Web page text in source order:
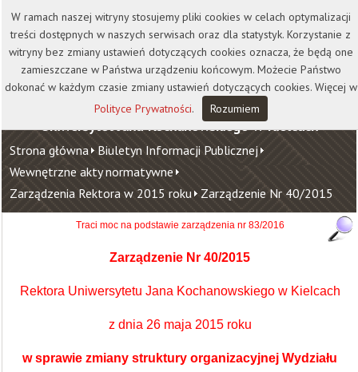
Kontakt Biblioteka
Wydawnictwo
Wirtualna Uczelnia
Uniwersytet Jana Kochanowskiego w Kielcach
Strona główna Biuletyn Informacji Publicznej
Wewnętrzne akty normatywne
Zarządzenia Rektora w 2015 roku Zarządzenie Nr 40/2015
Traci moc na podstawie zarządzenia nr 83/2016
Zarządzenie Nr 40/2015
Rektora Uniwersytetu Jana Kochanowskiego w Kielcach
z dnia 26 maja 2015 roku
w sprawie zmiany struktury organizacyjnej Wydziału
W ramach naszej witryny stosujemy pliki cookies w celach optymalizacji
treści dostępnych w naszych serwisach oraz dla statystyk. Korzystanie z
witryny bez zmiany ustawień dotyczących cookies oznacza, że będą one
zamieszczane w Państwa urządzeniu końcowym. Możecie Państwo
dokonać w każdym czasie zmiany ustawień dotyczących cookies. Więcej w
Polityce Prywatności. Rozumiem